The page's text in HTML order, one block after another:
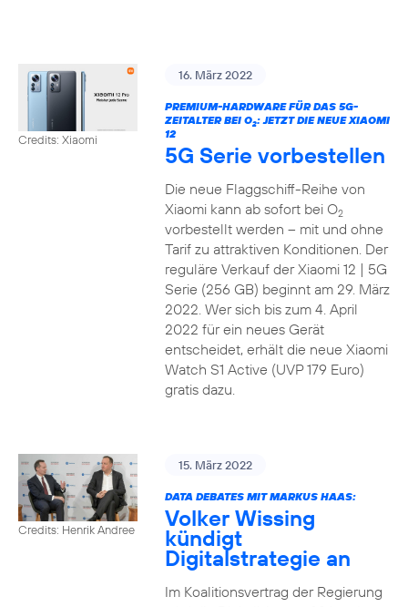
Credits: Xiaomi
16. März 2022
PREMIUM-HARDWARE FÜR DAS 5G-
ZEITALTER BEI O2: JETZT DIE NEUE XIAOMI
12
5G Serie vorbestellen
Die neue Flaggschiff-Reihe von
Xiaomi kann ab sofort bei O2
vorbestellt werden – mit und ohne
Tarif zu attraktiven Konditionen. Der
reguläre Verkauf der Xiaomi 12 | 5G
Serie (256 GB) beginnt am 29. März
2022. Wer sich bis zum 4. April
2022 für ein neues Gerät
entscheidet, erhält die neue Xiaomi
Watch S1 Active (UVP 179 Euro)
gratis dazu.
Credits: Henrik Andree
15. März 2022
DATA DEBATES MIT MARKUS HAAS:
Volker Wissing
kündigt
Digitalstrategie an
Im Koalitionsvertrag der Regierung